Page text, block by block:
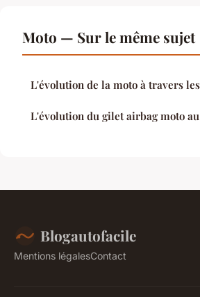
Moto — Sur le même sujet
L'évolution de la moto à travers
L'évolution du gilet airbag moto
Blogautofacile
Mentions légalesContact